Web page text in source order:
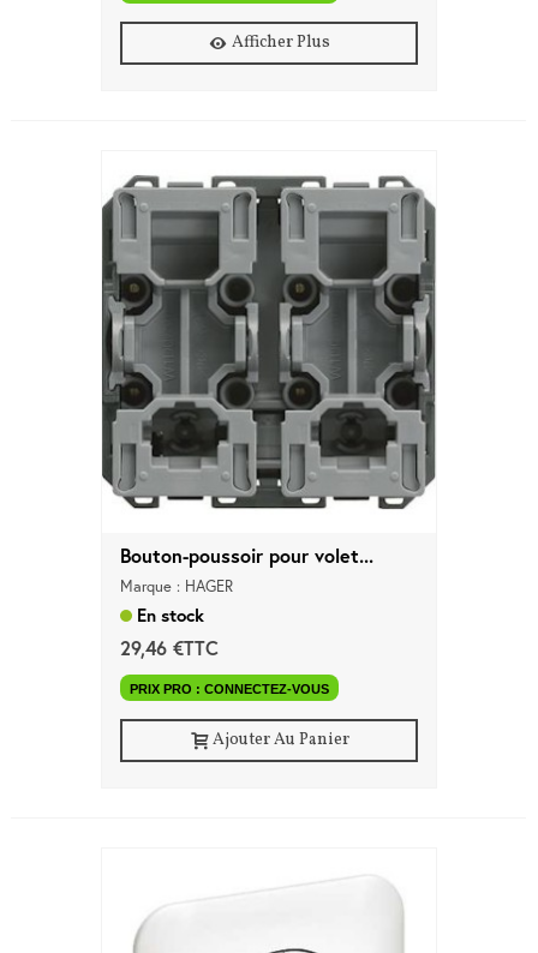
Afficher Plus
Bouton-poussoir pour volet...
Marque : HAGER
En stock
29,46 €TTC
PRIX PRO : CONNECTEZ-VOUS
Ajouter Au Panier